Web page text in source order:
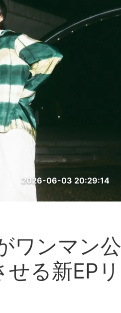
2026-06-03 20:29:14
ワンマン公
る新EPリ